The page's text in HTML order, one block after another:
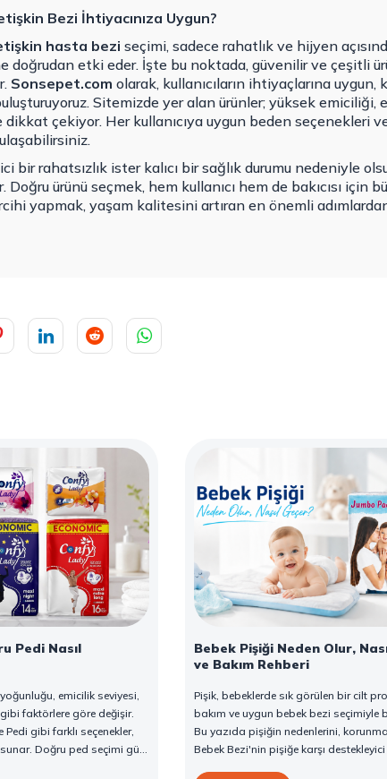
Bezi İhtiyacınıza Uygun?
hasta bezi seçimi, sadece rahatlık ve hijyen
doğrudan etki eder. İşte bu noktada, güvenilir ve çeşitli
Sonsepet.com olarak, kullanıcıların ihtiyaçlarına
Sitemizde yer alan ürünler; yüksek
dikkat çekiyor. Her kullanıcıya uygun beden seçenekleri
bir rahatsızlık ister kalıcı bir sağlık durumu nedeniyle
Doğru ürünü seçmek, hem kullanıcı hem de bakıcısı
yapmak, yaşam kalitesini artıran en önemli
Pedi Nasıl
emicilik seviyesi,
faktörlere göre değişir.
gibi farklı seçenekler,
Doğru ped seçimi gün
Bebek Pişiği Neden Olur,
ve Bakım Rehberi
Pişik, bebeklerde sık görülen bir cilt
bakım ve uygun bebek bezi seçimiyle
Bu yazıda pişiğin nedenlerini,
Bebek Bezi'nin pişiğe karşı